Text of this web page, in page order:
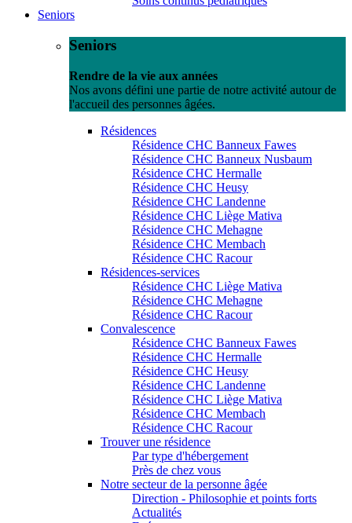
Seniors
Seniors
Rendre de la vie aux années
Nos avons défini une partie de notre activité autour de
l'accueil des personnes âgées.
Résidences
Résidence CHC Banneux Fawes
Résidence CHC Banneux Nusbaum
Résidence CHC Hermalle
Résidence CHC Heusy
Résidence CHC Landenne
Résidence CHC Liège Mativa
Résidence CHC Mehagne
Résidence CHC Membach
Résidence CHC Racour
Résidences-services
Résidence CHC Liège Mativa
Résidence CHC Mehagne
Résidence CHC Racour
Convalescence
Résidence CHC Banneux Fawes
Résidence CHC Hermalle
Résidence CHC Heusy
Résidence CHC Landenne
Résidence CHC Liège Mativa
Résidence CHC Membach
Résidence CHC Racour
Trouver une résidence
Par type d'hébergement
Près de chez vous
Notre secteur de la personne âgée
Direction - Philosophie et points forts
Actualités